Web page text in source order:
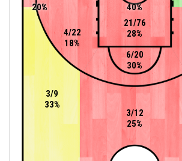
6/20
30%
4/22
18%
21/76
28%
40%
3/12
25%
3/9
33%
20%